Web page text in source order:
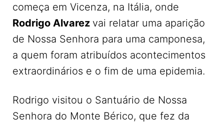
começa em Vicenza, na Itália, onde
Rodrigo Alvarez vai relatar uma aparição
de Nossa Senhora para uma camponesa,
a quem foram atribuídos acontecimentos
extraordinários e o fim de uma epidemia.
Rodrigo visitou o Santuário de Nossa
Senhora do Monte Bérico, que fez da